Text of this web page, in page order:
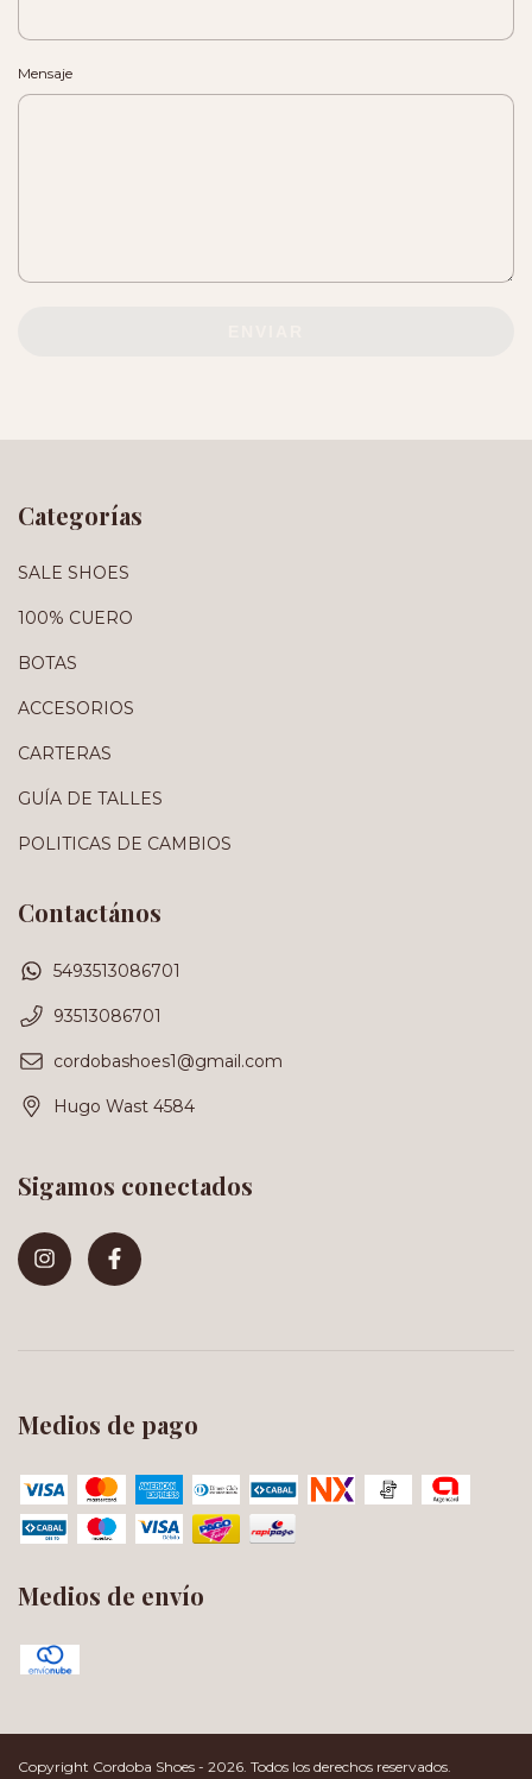
Mensaje
Categorías
SALE SHOES
100% CUERO
BOTAS
ACCESORIOS
CARTERAS
GUÍA DE TALLES
POLITICAS DE CAMBIOS
Contactános
5493513086701
93513086701
cordobashoes1@gmail.com
Hugo Wast 4584
Sigamos conectados
Medios de pago
Medios de envío
Copyright Cordoba Shoes - 2026. Todos los derechos reservados.